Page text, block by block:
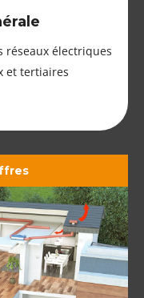
réseaux électriques
et tertiaires